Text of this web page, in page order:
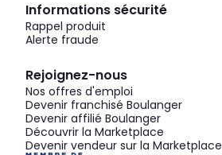
Informations sécurité
Rappel produit
Alerte fraude
Rejoignez-nous
Nos offres d'emploi
Devenir franchisé Boulanger
Devenir affilié Boulanger
Découvrir la Marketplace
Devenir vendeur sur la Marketplace